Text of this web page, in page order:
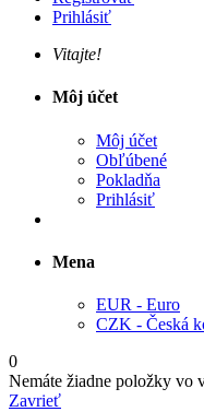
Prihlásiť
Vitajte!
Môj účet
Môj účet
Obľúbené
Pokladňa
Prihlásiť
Mena
EUR - Euro
CZK - Česká
0
Nemáte žiadne položky vo
Zavrieť